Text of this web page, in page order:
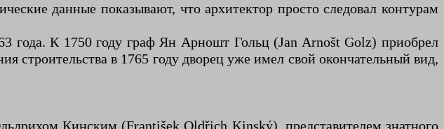
данные показывают, что архитектор просто следовал контурам
года. К 1750 году граф Ян Арношт Гольц (Jan Arnošt Golz) приобрел
в 1765 году дворец уже имел свой окончательный вид,
Кинским (František Oldřich Kinský), представителем знатного